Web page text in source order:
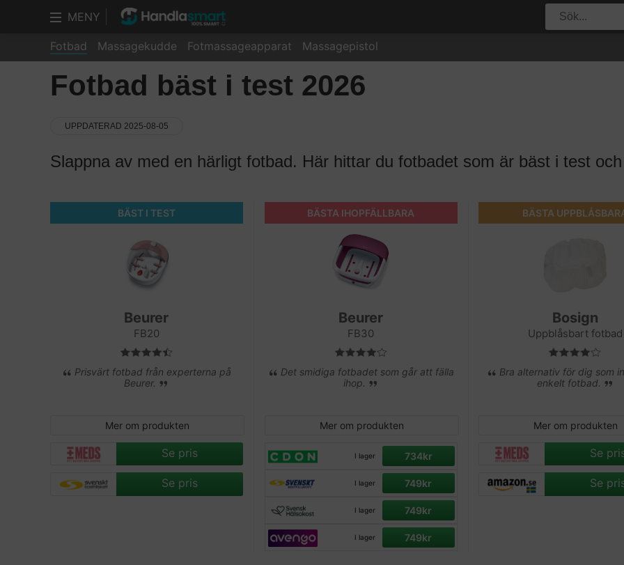
MENY
Fotbad Massagekudde Fotmassageapparat Massagepistol
Fotbad bäst i test 2026
UPPDATERAD 2025-08-05
Slappna av med en härligt fotbad. Här hittar du fotbadet som är bäst i test
BÄST I TEST
Beurer
FB20
Prisvärt fotbad från experterna på
Beurer.
Mer om produkten
Se pris
Se pris
BÄSTA IHOPFÄLLBARA
Beurer
FB30
Det smidiga fotbadet som går att fälla
ihop.
Mer om produkten
I lager 734kr
I lager 749kr
I lager 749kr
I lager 749kr
BÄSTA
Bosign
Uppblåsbart fotbad
Bra alternativ för dig som
enkelt fotbad.
Mer om produkten
Se
Se